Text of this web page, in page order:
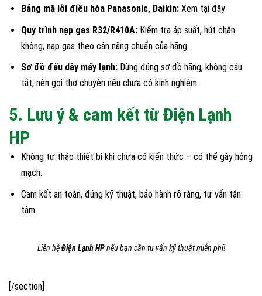
Bảng mã lỗi điều hòa Panasonic, Daikin:Xem tại đây
Quy trình nạp gas R32/R410A:Kiểm tra áp suất, hút chân
không, nạp gas theo cân nặng chuẩn của hãng.
Sơ đồ đấu dây máy lạnh:Dùng đúng sơ đồ hãng, không câu
tắt, nên gọi thợ chuyên nếu chưa có kinh nghiệm.
5. Lưu ý & cam kết từ Điện Lạnh
HP
Không tự tháo thiết bị khi chưa có kiến thức – có thể gây hỏng
mạch.
Cam kết an toàn, đúng kỹ thuật, bảo hành rõ ràng, tư vấn tận
tâm.
Liên hệĐiện Lạnh HPnếu bạn cần tư vấn kỹ thuật miễn phí!
[/section]